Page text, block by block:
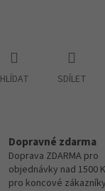
HLÍDAT SDÍLET
Dopravné zdarma
Doprava ZDARMA pro
objednávky nad 1500
pro koncové